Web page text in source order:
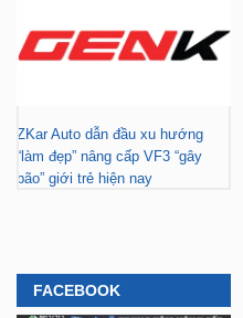
ZKar Auto dẫn đầu xu hướng
“làm đẹp” nâng cấp VF3 “gây
bão” giới trẻ hiện nay
FACEBOOK